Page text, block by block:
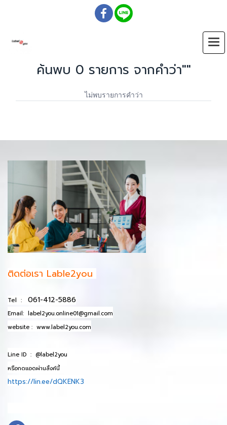
ค้นพบ 0 รายการ จากคำว่า""
ไม่พบรายการคำว่า
ติดต่อเรา Lable2you
Tel : 061-412-5886
Email: label2you.online01@gmail.com
website : www.label2you.com
Line ID : @label2you
หรือกดแอดผ่านลิ้งค์นี้
https://lin.ee/dQKENK3